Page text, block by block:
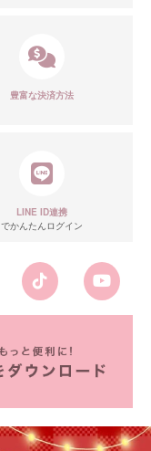
豊富な決済方法
LINE ID連携
でかんたんログイン